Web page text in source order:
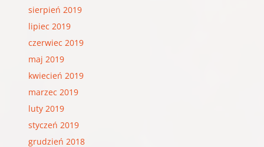
sierpień 2019
lipiec 2019
czerwiec 2019
maj 2019
kwiecień 2019
marzec 2019
luty 2019
styczeń 2019
grudzień 2018